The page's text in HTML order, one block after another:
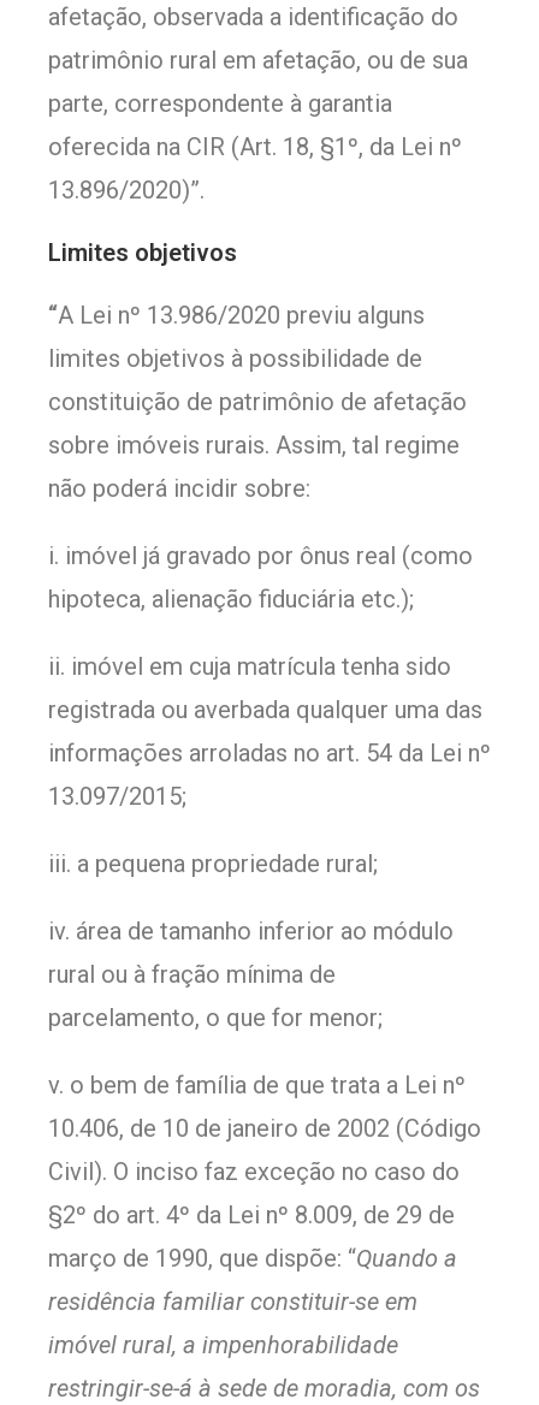
afetação, observada a identificação do
patrimônio rural em afetação, ou de sua
parte, correspondente à garantia
oferecida na CIR (Art. 18, §1º, da Lei nº
13.896/2020)”.
Limites objetivos
“A Lei nº 13.986/2020 previu alguns
limites objetivos à possibilidade de
constituição de patrimônio de afetação
sobre imóveis rurais. Assim, tal regime
não poderá incidir sobre:
i. imóvel já gravado por ônus real (como
hipoteca, alienação fiduciária etc.);
ii. imóvel em cuja matrícula tenha sido
registrada ou averbada qualquer uma das
informações arroladas no art. 54 da Lei nº
13.097/2015;
iii. a pequena propriedade rural;
iv. área de tamanho inferior ao módulo
rural ou à fração mínima de
parcelamento, o que for menor;
v. o bem de família de que trata a Lei nº
10.406, de 10 de janeiro de 2002 (Código
Civil). O inciso faz exceção no caso do
§2º do art. 4º da Lei nº 8.009, de 29 de
março de 1990, que dispõe: “Quando a
residência familiar constituir-se em
imóvel rural, a impenhorabilidade
restringir-se-á à sede de moradia, com os